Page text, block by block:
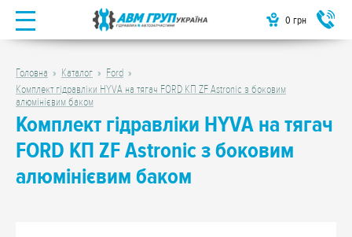
0 грн
Головна Каталог
Ford
Комплект гідравліки HYVA на тягач FORD КП ZF Astronic з боковим
алюмінієвим баком
Комплект гідравліки HYVA на тягач
FORD КП ZF Astronic з боковим
алюмінієвим баком